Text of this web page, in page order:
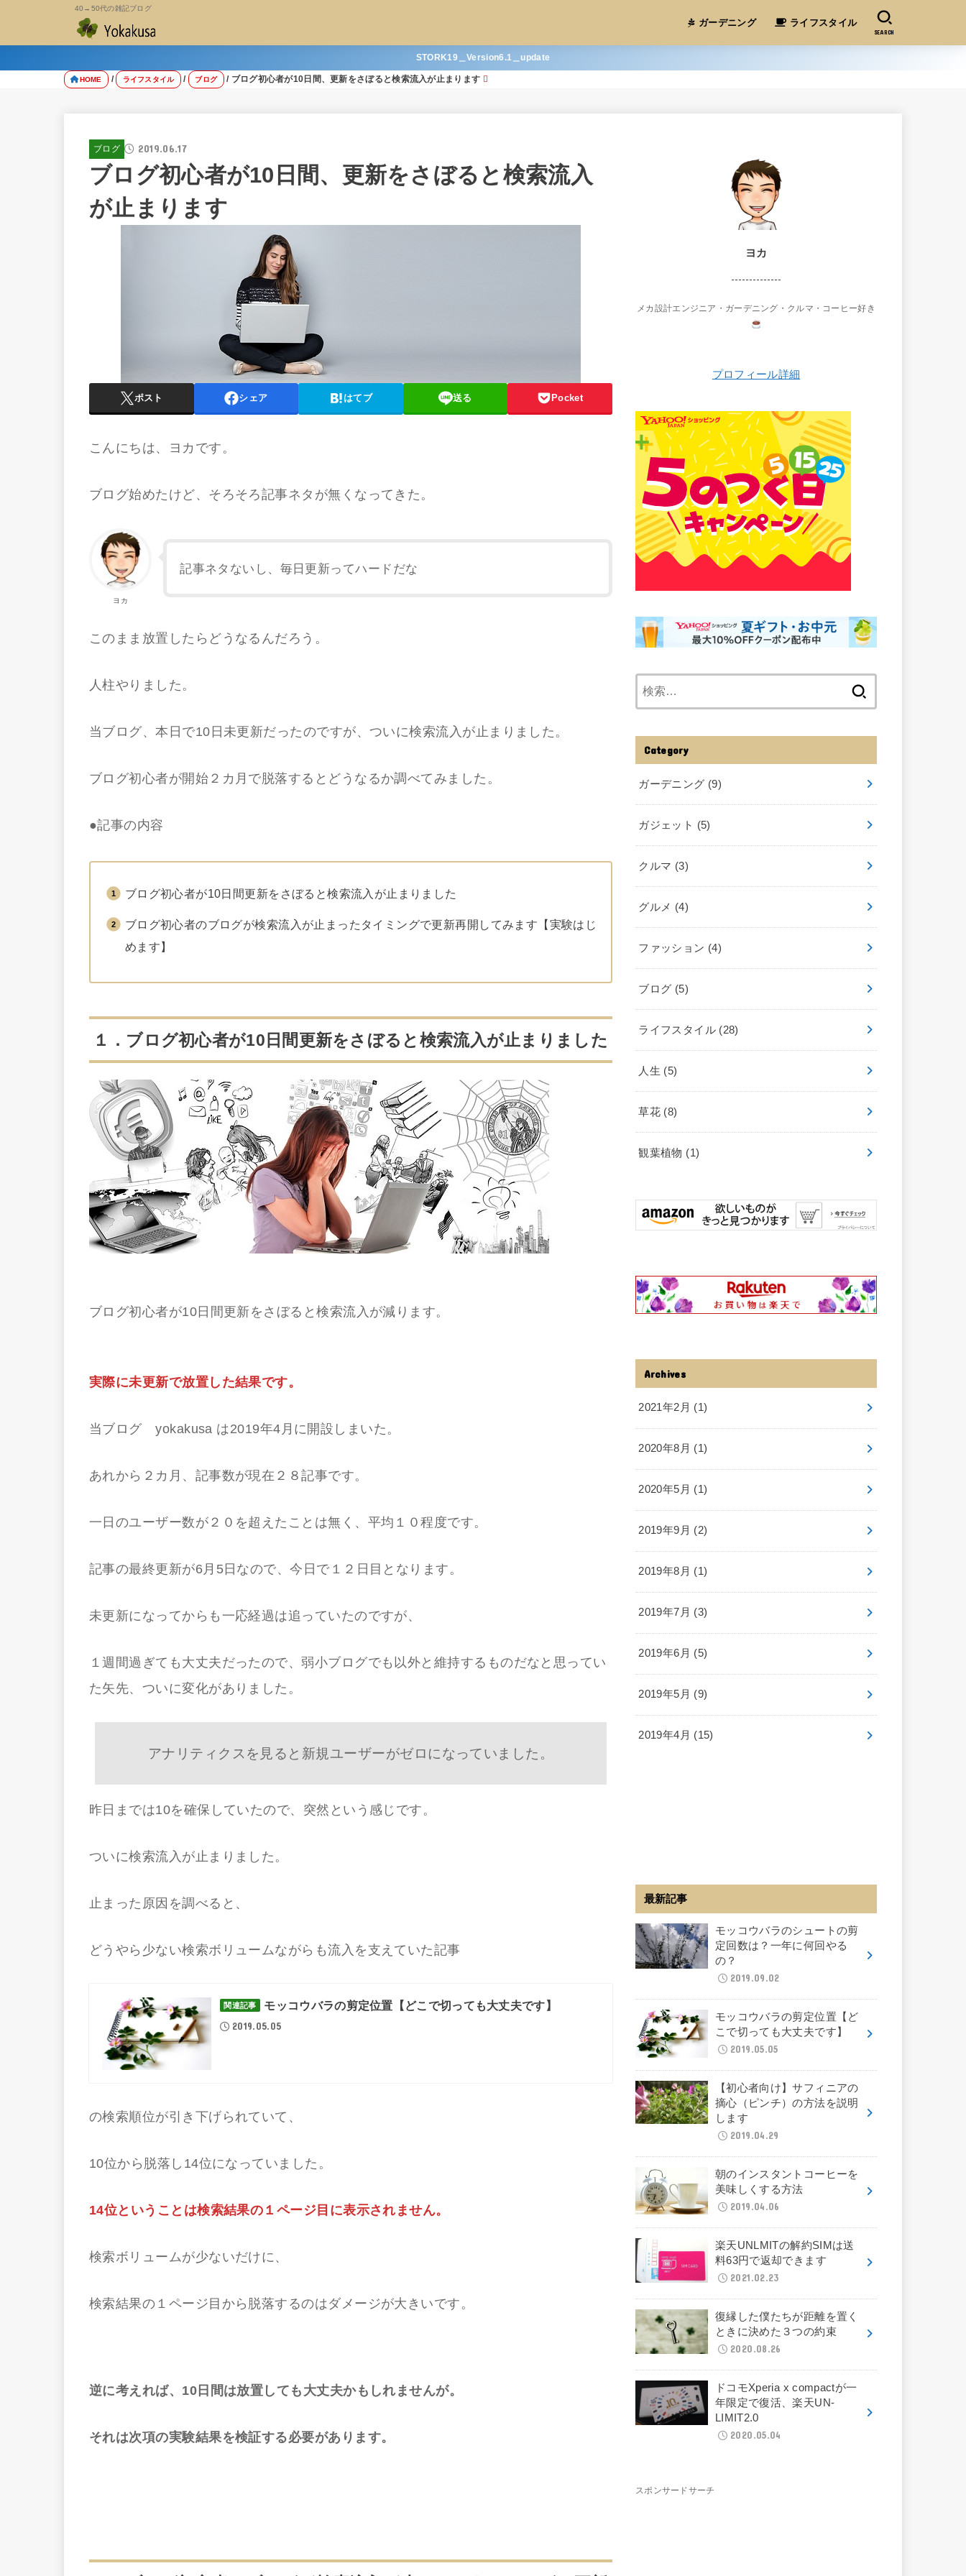
40→50代の雑記ブログ
ガーデニング ライフスタイル
SEARCH
STORK19＿Version6.1＿update
HOME ライフスタイル ブログ ブログ初心者が10日間、更新をさぼると検索流入が止まります
ブログ 2019.06.17
ブログ初心者が10日間、更新をさぼると検索流入
が止まります
ポスト シェア はてブ 送る Pocket
こんにちは、ヨカです。
ブログ始めたけど、そろそろ記事ネタが無くなってきた。
ヨカ
記事ネタないし、毎日更新ってハードだな
このまま放置したらどうなるんだろう。
人柱やりました。
当ブログ、本日で10日未更新だったのですが、ついに検索流入が止まりました。
ブログ初心者が開始２カ月で脱落するとどうなるか調べてみました。
●記事の内容
ブログ初心者が10日間更新をさぼると検索流入が止まりました
ブログ初心者のブログが検索流入が止まったタイミングで更新再開してみます【実験はじ
めます】
１．ブログ初心者が10日間更新をさぼると検索流入が止まりました
ブログ初心者が10日間更新をさぼると検索流入が減ります。
実際に未更新で放置した結果です。
当ブログ yokakusa は2019年4月に開設しまいた。
あれから２カ月、記事数が現在２８記事です。
一日のユーザー数が２０を超えたことは無く、平均１０程度です。
記事の最終更新が6月5日なので、今日で１２日目となります。
未更新になってからも一応経過は追っていたのですが、
１週間過ぎても大丈夫だったので、弱小ブログでも以外と維持するものだなと思ってい
た矢先、ついに変化がありました。
アナリティクスを見ると新規ユーザーがゼロになっていました。
昨日までは10を確保していたので、突然という感じです。
ついに検索流入が止まりました。
止まった原因を調べると、
どうやら少ない検索ボリュームながらも流入を支えていた記事
関連記事 モッコウバラの剪定位置【どこで切っても大丈夫です】
2019.05.05
の検索順位が引き下げられていて、
10位から脱落し14位になっていました。
14位ということは検索結果の１ページ目に表示されません。
検索ボリュームが少ないだけに、
検索結果の１ページ目から脱落するのはダメージが大きいです。
逆に考えれば、10日間は放置しても大丈夫かもしれませんが。
それは次項の実験結果を検証する必要があります。
ヨカ
メカ設計エンジニア・ガーデニング・クルマ・コーヒー好き
プロフィール詳細
Category
ガーデニング (9)
ガジェット (5)
クルマ (3)
グルメ (4)
ファッション (4)
ブログ (5)
ライフスタイル (28)
人生 (5)
草花 (8)
観葉植物 (1)
Archives
2021年2月 (1)
2020年8月 (1)
2020年5月 (1)
2019年9月 (2)
2019年8月 (1)
2019年7月 (3)
2019年6月 (5)
2019年5月 (9)
2019年4月 (15)
最新記事
モッコウバラのシュートの剪
定回数は？一年に何回やる
の？
2019.09.02
モッコウバラの剪定位置【ど
こで切っても大丈夫です】
2019.05.05
【初心者向け】サフィニアの
摘心（ピンチ）の方法を説明
します
2019.04.29
朝のインスタントコーヒーを
美味しくする方法
2019.04.06
楽天UNLMITの解約SIMは送
料63円で返却できます
2021.02.23
復縁した僕たちが距離を置く
ときに決めた３つの約束
2020.08.26
ドコモXperia x compactが一
年限定で復活、楽天UN-
LIMIT2.0
2020.05.04
スポンサードサーチ